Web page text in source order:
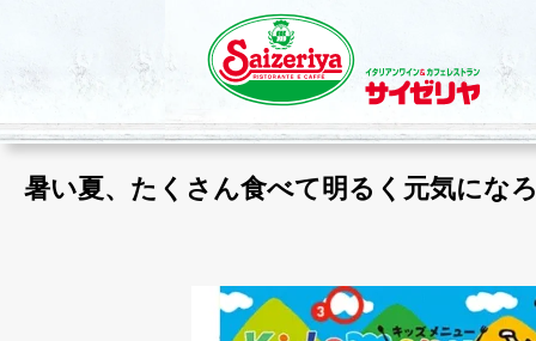
暑い夏、たくさん食べて明るく元気にな